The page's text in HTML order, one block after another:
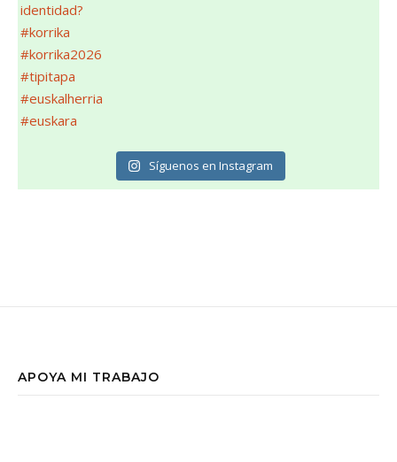
Síguenos en Instagram
APOYA MI TRABAJO